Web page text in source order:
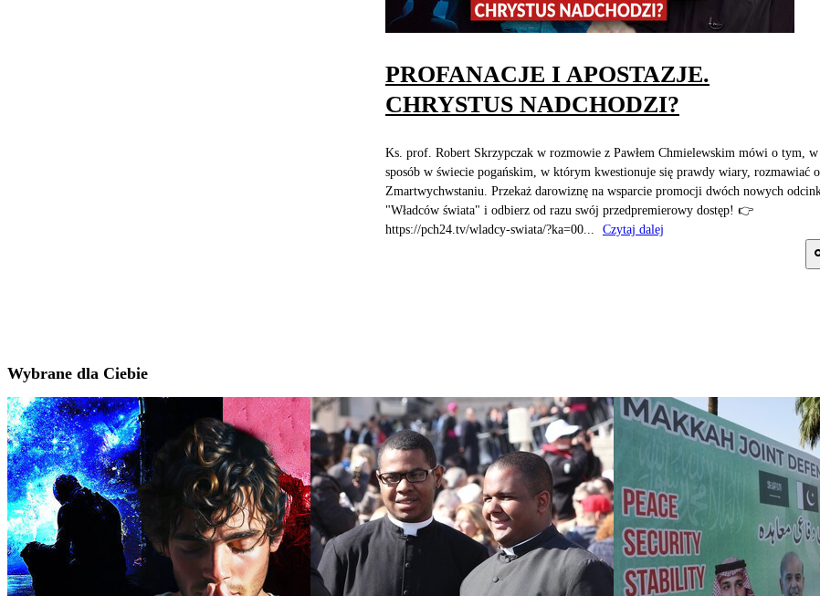
PROFANACJE I APOSTAZJE.
CHRYSTUS NADCHODZI?
Ks. prof. Robert Skrzypczak w rozmowie z Pawłem Chmielewskim mówi o tym,
sposób w świecie pogańskim, w którym kwestionuje się prawdy wiary, rozmawiać o
Zmartwychwstaniu. Przekaż darowiznę na wsparcie promocji dwóch nowych
"Władców świata" i odbierz od razu swój przedpremierowy dostęp! 👉
https://pch24.tv/wladcy-swiata/?ka=00...
Czytaj dalej
Wybrane dla Ciebie